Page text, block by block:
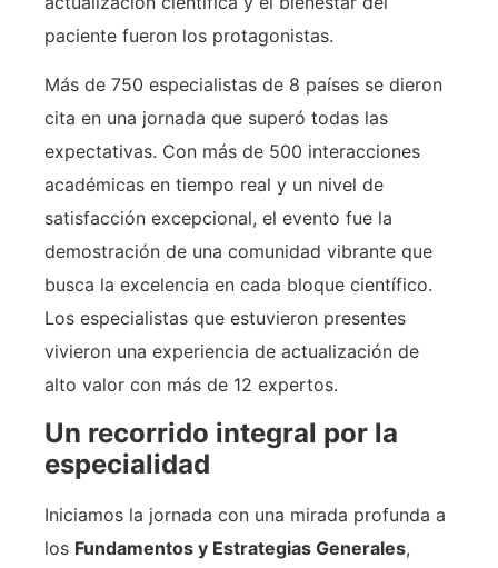
paciente fueron los protagonistas.
Más de 750 especialistas de 8 países se dieron
cita en una jornada que superó todas las
expectativas. Con más de 500 interacciones
académicas en tiempo real y un nivel de
satisfacción excepcional, el evento fue la
demostración de una comunidad vibrante que
busca la excelencia en cada bloque científico.
Los especialistas que estuvieron presentes
vivieron una experiencia de actualización de
alto valor con más de 12 expertos.
Un recorrido integral por la
especialidad
Iniciamos la jornada con una mirada profunda a
los Fundamentos y Estrategias Generales,